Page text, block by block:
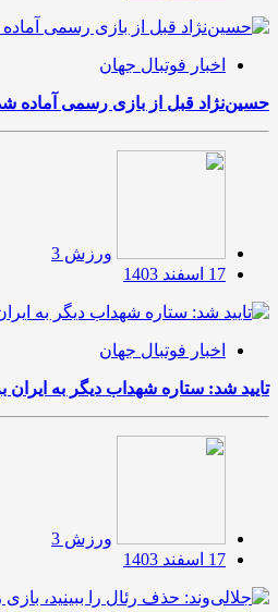
اخبار فوتبال جهان
حسین‌نژاد قبل از بازی رسمی آماده
ورزش 3
17 اسفند 1403
اخبار فوتبال جهان
تایید شد: ستاره شهداب دیگر به ایران
ورزش 3
17 اسفند 1403